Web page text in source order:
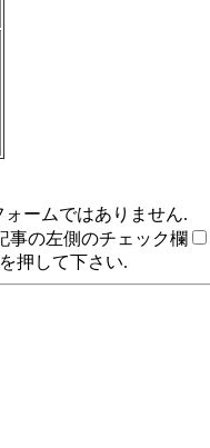
ームではありません.
事の左側のチェック欄
押して下さい.